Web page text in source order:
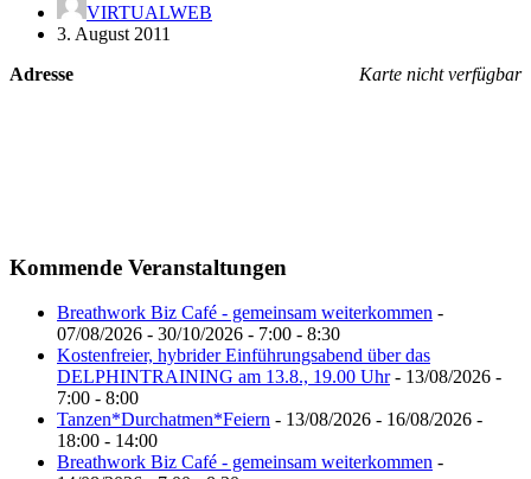
VIRTUALWEB
3. August 2011
Karte nicht verfügbar
Adresse
Kommende Veranstaltungen
Breathwork Biz Café - gemeinsam weiterkommen -
07/08/2026 - 30/10/2026 - 7:00 - 8:30
Kostenfreier, hybrider Einführungsabend über das
DELPHINTRAINING am 13.8., 19.00 Uhr- 13/08/2026 -
7:00 - 8:00
Tanzen*Durchatmen*Feiern - 13/08/2026 - 16/08/2026 -
18:00 - 14:00
Breathwork Biz Café - gemeinsam weiterkommen -